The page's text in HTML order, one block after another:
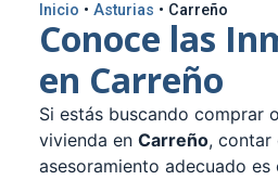
Inicio • Asturias • Carreño
Conoce las
en Carreño
Si estás buscando comprar
vivienda en Carreño, contar
asesoramiento adecuado es